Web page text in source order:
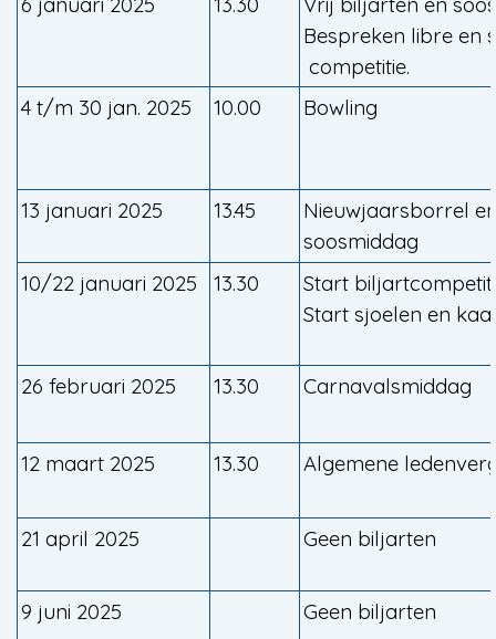
Bespreken libre en
competitie.
4 t/m 30 jan. 2025
10.00 Bowling
13 januari 2025 13.45
Nieuwjaarsborrel
soosmiddag
10/22 januari 2025
13.30
Start
Start sjoelen en
26 februari 2025 13.30 Carnavalsmiddag
12 maart 2025 13.30 Algemene
21 april 2025 Geen biljarten
9 juni 2025 Geen biljarten